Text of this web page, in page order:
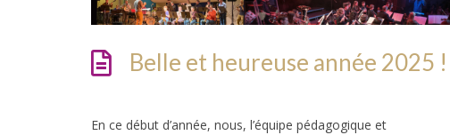
Belle et heureuse année 2025 !
En ce début d’année, nous, l’équipe pédagogique et